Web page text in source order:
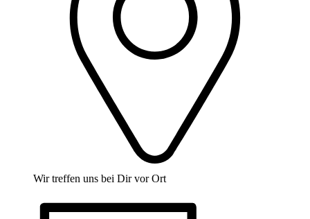
Wir treffen uns bei Dir vor Ort